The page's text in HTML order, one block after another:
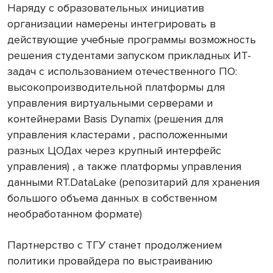
Наряду с образовательных инициатив
организации намерены интегрировать в
действующие учебные программы возможность
решения студентами запуском прикладных ИТ-
задач с использованием отечественного ПО:
высокопроизводительной платформы для
управления виртуальными серверами и
контейнерами Basis Dynamix (решения для
управления кластерами , расположенными
разных ЦОДах через крупный интерфейс
управления) , а также платформы управления
данными RT.DataLake (репозитарий для хранения
большого объема данных в собственном
необработанном формате)
Партнерство с ТГУ станет продолжением
политики провайдера по выстраиванию